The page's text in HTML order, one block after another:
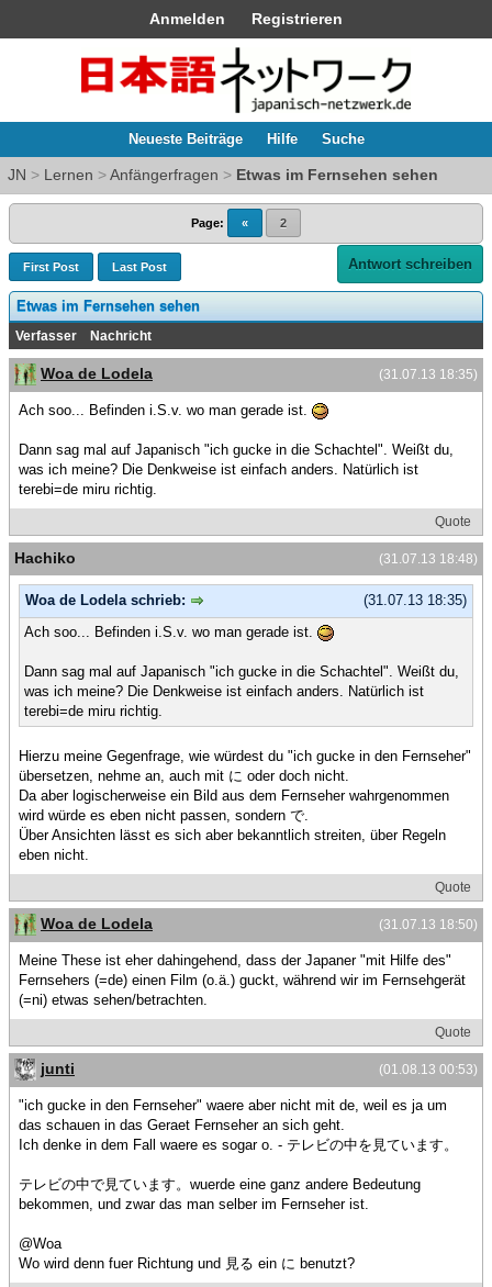
Anmelden Registrieren
Neueste Beiträge Hilfe Suche
JN > Lernen >Anfängerfragen > Etwas im Fernsehen sehen
Page: « 2
First Post Last Post Antwort schreiben
Etwas im Fernsehen sehen
Verfasser Nachricht
(31.07.13 18:35)
Woa de Lodela
Ach soo... Befinden i.S.v. wo man gerade ist.
Dann sag mal auf Japanisch "ich gucke in die Schachtel". Weißt du,
was ich meine? Die Denkweise ist einfach anders. Natürlich ist
terebi=de miru richtig.
Quote
(31.07.13 18:48)
Hachiko
(31.07.13 18:35)
Woa de Lodela schrieb:
Ach soo... Befinden i.S.v. wo man gerade ist.
Dann sag mal auf Japanisch "ich gucke in die Schachtel". Weißt du,
was ich meine? Die Denkweise ist einfach anders. Natürlich ist
terebi=de miru richtig.
Hierzu meine Gegenfrage, wie würdest du "ich gucke in den Fernseher"
übersetzen, nehme an, auch mit に oder doch nicht.
Da aber logischerweise ein Bild aus dem Fernseher wahrgenommen
wird würde es eben nicht passen, sondern で.
Über Ansichten lässt es sich aber bekanntlich streiten, über Regeln
eben nicht.
Quote
(31.07.13 18:50)
Woa de Lodela
Meine These ist eher dahingehend, dass der Japaner "mit Hilfe des"
Fernsehers (=de) einen Film (o.ä.) guckt, während wir im Fernsehgerät
(=ni) etwas sehen/betrachten.
Quote
(01.08.13 00:53)
junti
"ich gucke in den Fernseher" waere aber nicht mit de, weil es ja um
das schauen in das Geraet Fernseher an sich geht.
Ich denke in dem Fall waere es sogar o. - テレビの中を見ています。
テレビの中で見ています。wuerde eine ganz andere Bedeutung
bekommen, und zwar das man selber im Fernseher ist.
@Woa
Wo wird denn fuer Richtung und 見る ein に benutzt?